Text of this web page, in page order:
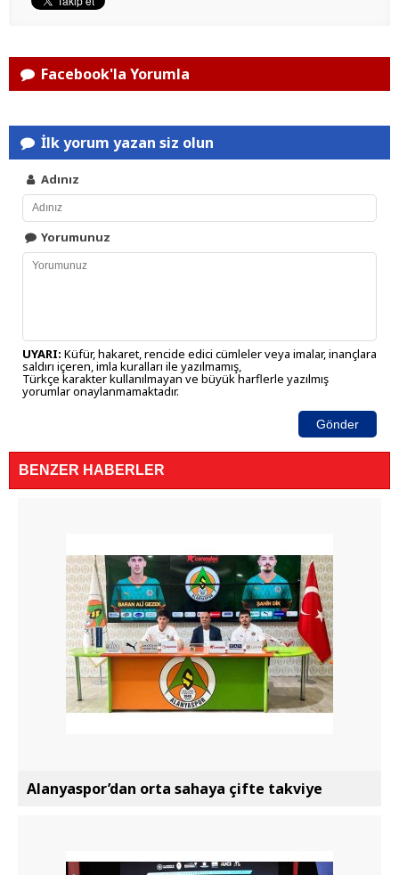
Facebook'la Yorumla
İlk yorum yazan siz olun
Adınız
Yorumunuz
UYARI: Küfür, hakaret, rencide edici cümleler veya imalar, inançlara
saldırı içeren, imla kuralları ile yazılmamış,
Türkçe karakter kullanılmayan ve büyük harflerle yazılmış
yorumlar onaylanmamaktadır.
Gönder
BENZER HABERLER
Alanyaspor’dan orta sahaya çifte takviye